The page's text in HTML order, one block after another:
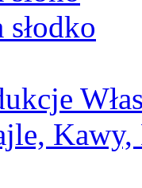
słodko
Kawy,